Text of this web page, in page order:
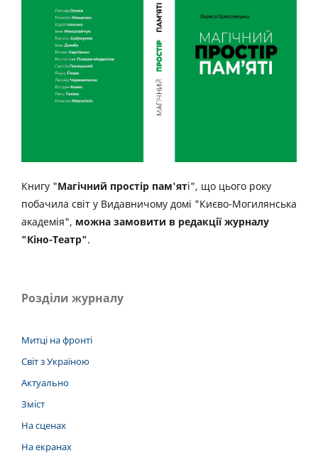
Книгу "Магічний простір пам'яті", що цього року
побачила світ у Видавничому домі "Києво-Могилянська
академія", можна замовити в редакції журналу
"Кіно-Театр".
Розділи журналу
Митці на фронті
Світ з Україною
Актуально
Зміст
На сценах
На екранах